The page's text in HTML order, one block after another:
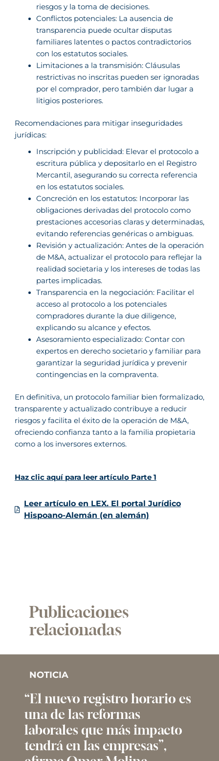
riesgos y la toma de decisiones.
Conflictos potenciales: La ausencia de
transparencia puede ocultar disputas
familiares latentes o pactos contradictorios
con los estatutos sociales.
Limitaciones a la transmisión: Cláusulas
restrictivas no inscritas pueden ser ignoradas
por el comprador, pero también dar lugar a
litigios posteriores.
Recomendaciones para mitigar inseguridades
jurídicas:
Inscripción y publicidad: Elevar el protocolo a
escritura pública y depositarlo en el Registro
Mercantil, asegurando su correcta referencia
en los estatutos sociales.
Concreción en los estatutos: Incorporar las
obligaciones derivadas del protocolo como
prestaciones accesorias claras y determinadas,
evitando referencias genéricas o ambiguas.
Revisión y actualización: Antes de la operación
de M&A, actualizar el protocolo para reflejar la
realidad societaria y los intereses de todas las
partes implicadas.
Transparencia en la negociación: Facilitar el
acceso al protocolo a los potenciales
compradores durante la due diligence,
explicando su alcance y efectos.
Asesoramiento especializado: Contar con
expertos en derecho societario y familiar para
garantizar la seguridad jurídica y prevenir
contingencias en la compraventa.
En definitiva, un protocolo familiar bien formalizado,
transparente y actualizado contribuye a reducir
riesgos y facilita el éxito de la operación de M&A,
ofreciendo confianza tanto a la familia propietaria
como a los inversores externos.
Haz clic aquí para leer artículo Parte 1
Leer artículo en LEX. El portal Jurídico
Hispoano-Alemán (en alemán)
Publicaciones
relacionadas
NOTICIA
“El nuevo registro horario es
una de las reformas
laborales que más impacto
tendrá en las empresas”,